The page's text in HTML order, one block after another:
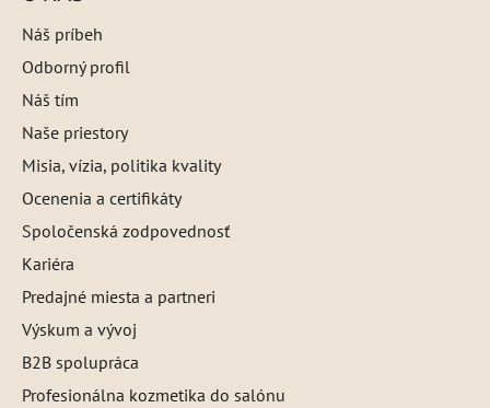
Náš príbeh
Odborný profil
Náš tím
Naše priestory
Misia, vízia, politika kvality
Ocenenia a certifikáty
Spoločenská zodpovednosť
Kariéra
Predajné miesta a partneri
Výskum a vývoj
B2B spolupráca
Profesionálna kozmetika do salónu